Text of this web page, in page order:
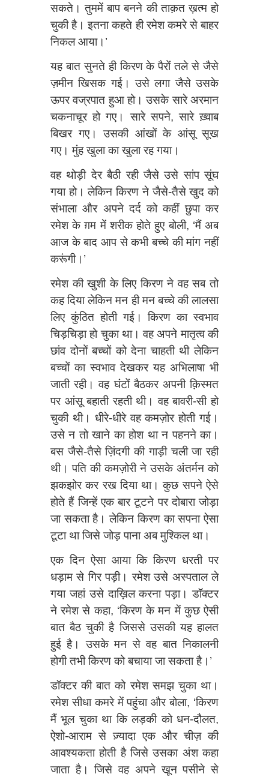
सकते। तुममें बाप बनने की ताक़त ख़त्म हो
चुकी है। इतना कहते ही रमेश कमरे से बाहर
निकल आया।’
यह बात सुनते ही किरण के पैरों तले से जैसे
ज़मीन खिसक गई। उसे लगा जैसे उसके
ऊपर वज्रपात हुआ हो। उसके सारे अरमान
चकनाचूर हो गए। सारे सपने, सारे ख़्वाब
बिखर गए। उसकी आंखों के आंसू सूख
गए। मुंह खुला का खुला रह गया।
वह थोड़ी देर बैठी रही जैसे उसे सांप सूंघ
गया हो। लेकिन किरण ने जैसे-तैसे खुद को
संभाला और अपने दर्द को कहीं छुपा कर
रमेश के ग़म में शरीक होते हुए बोली, ‘मैं अब
आज के बाद आप से कभी बच्चे की मांग नहीं
करूंगी।’
रमेश की खुशी के लिए किरण ने वह सब तो
कह दिया लेकिन मन ही मन बच्चे की लालसा
लिए कुंठित होती गई। किरण का स्वभाव
चिड़चिड़ा हो चुका था। वह अपने मातृत्व की
छांव दोनों बच्चों को देना चाहती थी लेकिन
बच्चों का स्वभाव देखकर यह अभिलाषा भी
जाती रही। वह घंटों बैठकर अपनी क़िस्मत
पर आंसू बहाती रहती थी। वह बावरी-सी हो
चुकी थी। धीरे-धीरे वह कमज़ोर होती गई।
उसे न तो खाने का होश था न पहनने का।
बस जैसे-तैसे ज़िंदगी की गाड़ी चली जा रही
थी। पति की कमज़ोरी ने उसके अंतर्मन को
झकझोर कर रख दिया था। कुछ सपने ऐसे
होते हैं जिन्हें एक बार टूटने पर दोबारा जोड़ा
जा सकता है। लेकिन किरण का सपना ऐसा
टूटा था जिसे जोड़ पाना अब मुश्किल था।
एक दिन ऐसा आया कि किरण धरती पर
धड़ाम से गिर पड़ी। रमेश उसे अस्पताल ले
गया जहां उसे दाख़िल करना पड़ा। डॉक्टर
ने रमेश से कहा, ‘किरण के मन में कुछ ऐसी
बात बैठ चुकी है जिससे उसकी यह हालत
हुई है। उसके मन से वह बात निकालनी
होगी तभी किरण को बचाया जा सकता है।’
डॉक्टर की बात को रमेश समझ चुका था।
रमेश सीधा कमरे में पहुंचा और बोला, ‘किरण
मैं भूल चुका था कि लड़की को धन-दौलत,
ऐशो-आराम से ज़्यादा एक और चीज़ की
आवश्यकता होती है जिसे उसका अंश कहा
जाता है। जिसे वह अपने खून पसीने से